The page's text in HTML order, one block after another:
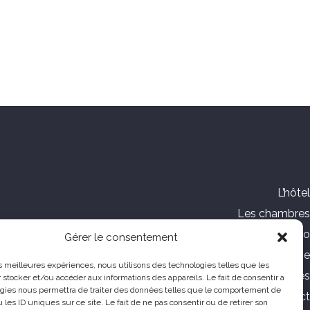
Gérer le consentement
meilleures expériences, nous utilisons des technologies telles que les
stocker et/ou accéder aux informations des appareils. Le fait de consentir à
nous permettra de traiter des données telles que le comportement de
les ID uniques sur ce site. Le fait de ne pas consentir ou de retirer son
L’hôtel
Les chambres
Galerie Photo
Tourisme
Offres spéciales
Contact